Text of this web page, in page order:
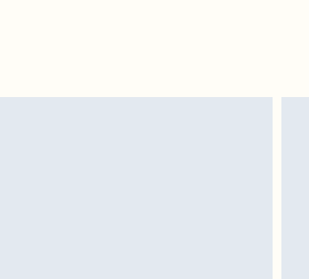
Les articles pour la maison, y compris le